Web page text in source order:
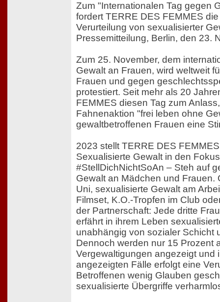
Zum "Internationalen Tag gegen
fordert TERRE DES FEMMES
Verurteilung von sexualisierter
Pressemitteilung, Berlin, den 23.
Zum 25. November, dem
Gewalt an Frauen, wird weltweit
Frauen und gegen
protestiert. Seit mehr als 20
FEMMES diesen Tag zum
Fahnenaktion "frei leben ohne
gewaltbetroffenen Frauen eine
2023 stellt TERRE DES
Sexualisierte Gewalt in den
#StellDichNichtSoAn – Steh auf
Gewalt an Mädchen und Frauen.
Uni, sexualisierte Gewalt am
Filmset, K.O.-Tropfen im Club
der Partnerschaft: Jede dritte
erfährt in ihrem Leben
unabhängig von sozialer Schicht
Dennoch werden nur 15 Prozent
Vergewaltigungen angezeigt und
angezeigten Fälle erfolgt eine
Betroffenen wenig Glauben
sexualisierte Übergriffe